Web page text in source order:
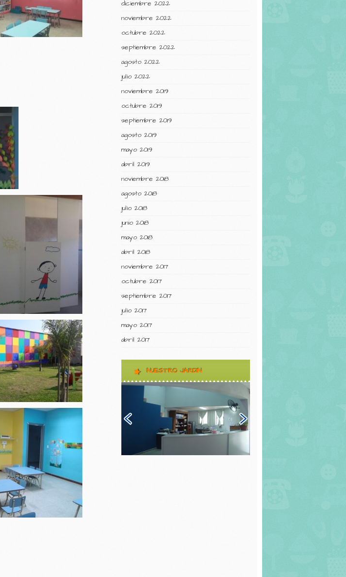
diciembre 2022
noviembre 2022
octubre 2022
septiembre 2022
agosto 2022
julio 2022
noviembre 2019
octubre 2019
septiembre 2019
agosto 2019
mayo 2019
abril 2019
noviembre 2018
agosto 2018
julio 2018
junio 2018
mayo 2018
abril 2018
noviembre 2017
octubre 2017
septiembre 2017
julio 2017
mayo 2017
abril 2017
NUESTRO JARDIN